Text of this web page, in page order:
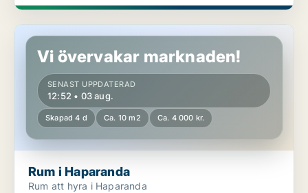
Rum i Haparanda
Vi övervakar marknaden!
SENAST UPPDATERAD
12:52 • 03 aug.
Skapad 4 d Ca. 10 m2 Ca. 4 000 kr.
Rum i Haparanda
Rum att hyra i Haparanda